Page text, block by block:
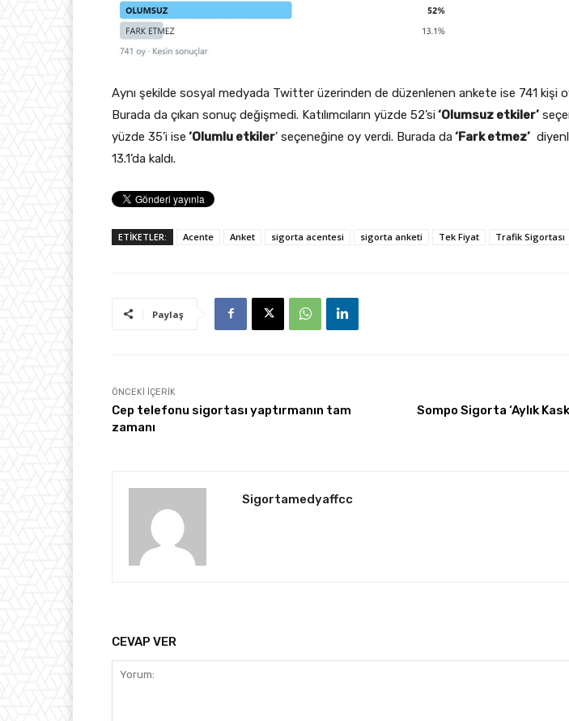
Aynı şekilde sosyal medyada Twitter üzerinden de düzenlenen ankete ise 741 kişi
Burada da çıkan sonuç değişmedi. Katılımcıların yüzde 52’si‘Olumsuz etkiler’
yüzde 35’i ise ‘Olumlu etkiler’ seçeneğine oy verdi. Burada da‘Fark etmez’
13.1’da kaldı.
ETİKETLER: Acente Anket sigorta acentesi sigorta anketi Tek Fiyat Trafik Sigortası
Paylaş
ÖNCEKI İÇERIK
Cep telefonu sigortası yaptırmanın tam
zamanı
Sompo Sigorta ‘Aylık
Sigortamedyaffcc
CEVAP VER